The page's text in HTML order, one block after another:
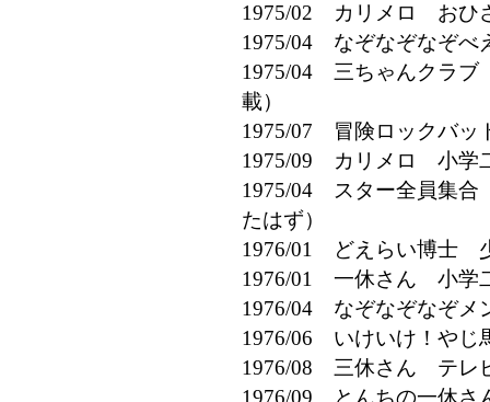
1975/02 カリメロ お
1975/04 なぞなぞなぞ
1975/04 三ちゃんクラブ
載）
1975/07 冒険ロックバ
1975/09 カリメロ 小学
1975/04 スター全員集合
たはず）
1976/01 どえらい博士
1976/01 一休さん 小学
1976/04 なぞなぞなぞ
1976/06 いけいけ！やじ
1976/08 三休さん テレ
1976/09 とんちの一休